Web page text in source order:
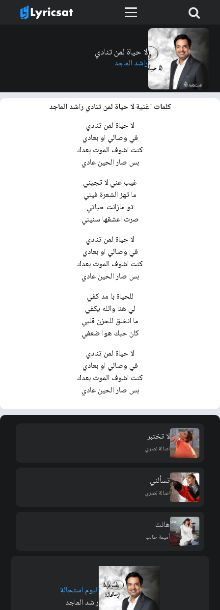
لا حياة لمن تنادي
راشد الماجد
كلمات اغنية لا حياة لمن تنادي راشد الماجد
لا حياة لمن تنادي
في وصالي او بعادي
كنت اشوف الموت بعدك
بس صار الحين عادي
غيب عني لا تجيني
ما تهز الشعرة فيني
تو مازانت حياتي
صرت اعشقها سنيني
لا حياة لمن تنادي
في وصالي او بعادي
كنت اشوف الموت بعدك
بس صار الحين عادي
للحياة با مد كفي
لي هنا والله يكفي
ما انخلق للحزن قلبي
كان حبك هوا ضعفي
لا حياة لمن تنادي
في وصالي او بعادي
كنت اشوف الموت بعدك
بس صار الحين عادي
لا تختبر
اصالة نصري
تسألني
اصالة نصري
هانت
أميمة طالب
البوم استحالة
راشد الماجد